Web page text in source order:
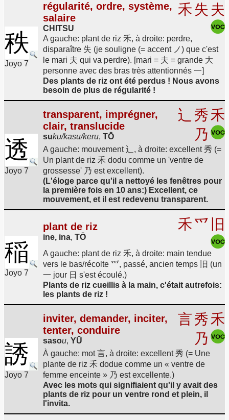
秩
Joyo 7
régularité, ordre, système,
salaire
CHITSU
禾 失 夫
A gauche: plant de riz 禾, à droite: perdre,
disparaître 失 (je souligne (= accent ノ) que c'est
le mari 夫 qui va perdre). [mari = 夫 = grande 大
personne avec des bras très attentionnés 一]
Des plants de riz ont été perdus ! Nous avons
besoin de plus de régularité !
透
Joyo 7
transparent, imprégner,
clair, translucide
suku/kasu/keru, TŌ
辶 秀禾
乃
A gauche: mouvement 辶, à droite: excellent 秀 (=
Un plant de riz 禾 dodu comme un 'ventre de
grossesse' 乃 est excellent).
(L'éloge parce qu'il a nettoyé les fenêtres pour
la première fois en 10 ans:) Excellent, ce
mouvement, et il est redevenu transparent.
稲
Joyo 7
plant de riz
ine, ina, TŌ
禾爫 旧
A gauche: plant de riz 禾, à droite: main tendue
vers le bas/récolte 爫, passé, ancien temps 旧 (un
一 jour 日 s'est écoulé.)
Plants de riz cueillis à la main, c'était autrefois:
les plants de riz !
誘
Joyo 7
inviter, demander, inciter,
tenter, conduire
sasou, YŪ
言秀禾
乃
À gauche: mot 言, à droite: excellent 秀 (= Une
plante de riz 禾 dodue comme un « ventre de
femme enceinte » 乃 est excellente.)
Avec les mots qui signifiaient qu'il y avait des
plants de riz pour un ventre rond et plein, il
l'invita.